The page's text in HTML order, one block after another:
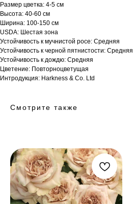
Размер цветка: 4-5 см
Высота: 40-60 см
Ширина: 100-150 см
USDA: Шестая зона
Устойчивость к мучнистой росе: Средняя
Устойчивость к черной пятнистости: Средняя
Устойчивость к дождю: Средняя
Цветение: Повторноцветущая
Интродукция: Harkness & Co. Ltd
Смотрите также